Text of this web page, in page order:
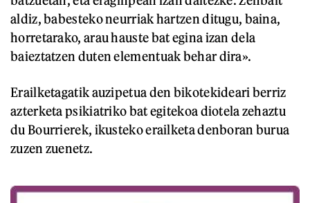
aldiz, babesteko neurriak hartzen ditugu, baina,
horretarako, arau hauste bat egina izan dela
baieztatzen duten elementuak behar dira».
Erailketagatik auzipetua den bikotekideari berriz
azterketa psikiatriko bat egitekoa diotela zehaztu
du Bourrierek, ikusteko erailketa denboran burua
zuzen zuenetz.